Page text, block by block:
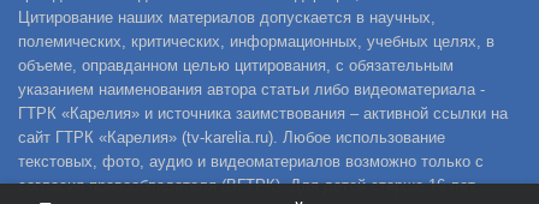
Цитирование наших материалов допускается в научных,
полемических, критических, информационных, учебных целях, в
объеме, оправданном целью цитирования, с обязательным
указанием наименования автора статьи либо видеоматериала -
ГТРК «Карелия» и источника заимствования – активной ссылки на
сайт ГТРК «Карелия» (tv-karelia.ru). Любое использование
текстовых, фото, аудио и видеоматериалов возможно только с
согласия правообладателя (ВГТРК). Для детей старше 16 лет.